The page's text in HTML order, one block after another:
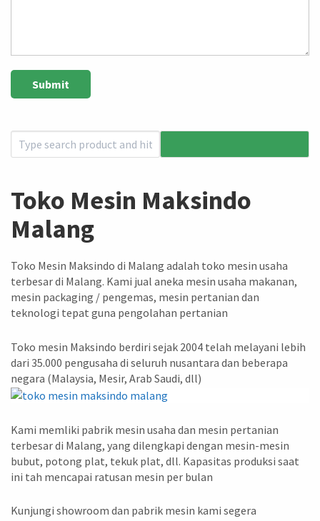
Toko Mesin Maksindo
Malang
Toko Mesin Maksindo di Malang adalah toko mesin usaha
terbesar di Malang. Kami jual aneka mesin usaha makanan,
mesin packaging / pengemas, mesin pertanian dan
teknologi tepat guna pengolahan pertanian
Toko mesin Maksindo berdiri sejak 2004 telah melayani lebih
dari 35.000 pengusaha di seluruh nusantara dan beberapa
negara (Malaysia, Mesir, Arab Saudi, dll)
Kami memliki pabrik mesin usaha dan mesin pertanian
terbesar di Malang, yang dilengkapi dengan mesin-mesin
bubut, potong plat, tekuk plat, dll. Kapasitas produksi saat
ini tah mencapai ratusan mesin per bulan
Kunjungi showroom dan pabrik mesin kami segera